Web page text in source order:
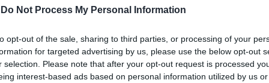
Do Not Process My Personal Information
opt-out of the sale, sharing to third parties, or processing of your
for targeted advertising by us, please use the below opt-out
selection. Please note that after your opt-out request is processed
interest-based ads based on personal information utilized by us
classe che frequentava la bambina -
ai bambini che hanno avuto una
la famiglia».